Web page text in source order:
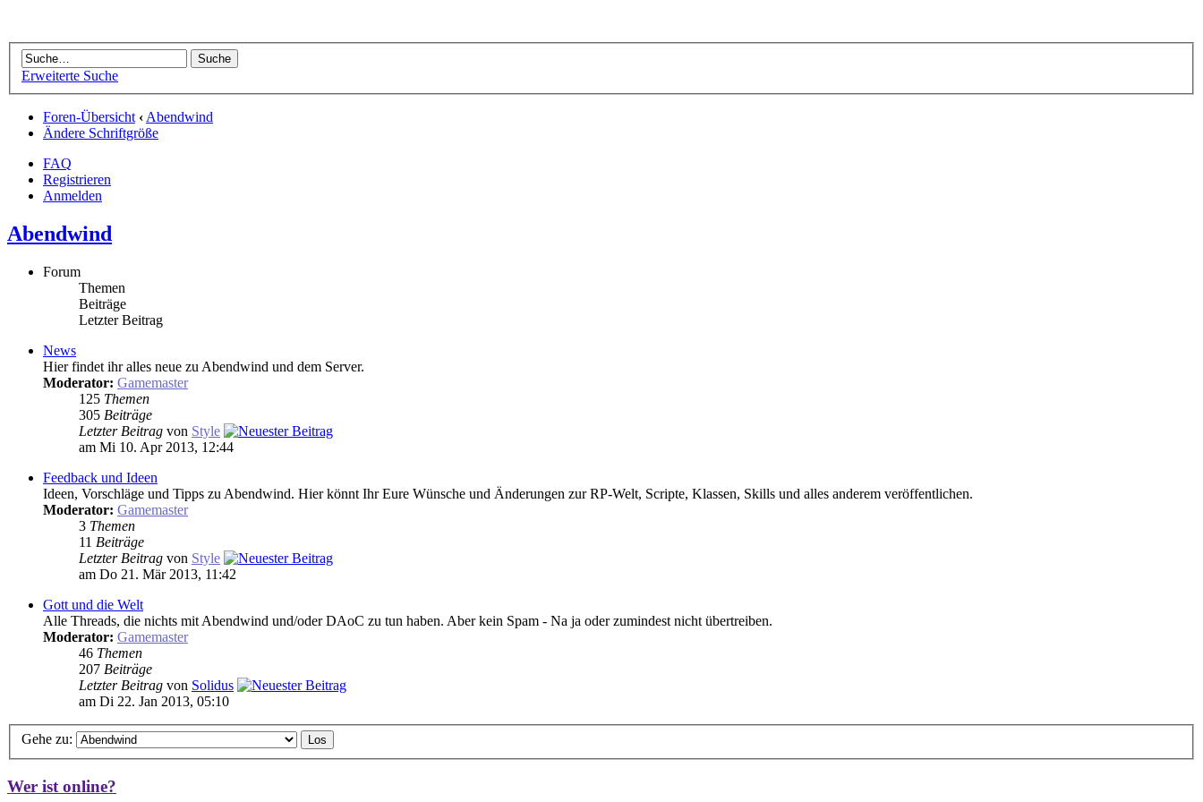
Erweiterte Suche
Foren-Übersicht ‹ Abendwind
Ändere Schriftgröße
FAQ
Registrieren
Anmelden
Abendwind
Forum
Themen
Beiträge
Letzter Beitrag
News
Hier findet ihr alles neue zu Abendwind und dem Server.
Moderator: Gamemaster
125 Themen
305 Beiträge
Letzter Beitrag von Style
am Mi 10. Apr 2013, 12:44
Feedback und Ideen
Ideen, Vorschläge und Tipps zu Abendwind. Hier könnt Ihr Eure Wünsche und Änderungen zur RP-Welt, Scripte, Klassen, Skills und alles anderem veröffentlichen.
Moderator: Gamemaster
3 Themen
11 Beiträge
Letzter Beitrag von Style
am Do 21. Mär 2013, 11:42
Gott und die Welt
Alle Threads, die nichts mit Abendwind und/oder DAoC zu tun haben. Aber kein Spam - Na ja oder zumindest nicht übertreiben.
Moderator: Gamemaster
46 Themen
207 Beiträge
Letzter Beitrag von Solidus
am Di 22. Jan 2013, 05:10
Gehe zu:
Wer ist online?